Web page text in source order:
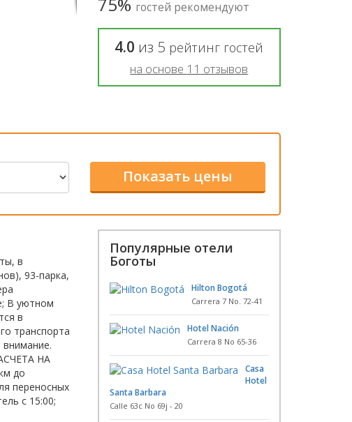
гостей рекомендуют
4.0 из 5 рейтинг гостей
на основе 11 отзывов
в
93-парка,
В уютном
в
транспорта
НА
до
переносных
с 15:00;
Популярные отели
Боготы
Hilton Bogotá
Carrera 7 No. 72-41
Hotel Nación
Carrera 8 No 65-36
Casa
Hotel
Santa Barbara
Calle 63c No 69j - 20